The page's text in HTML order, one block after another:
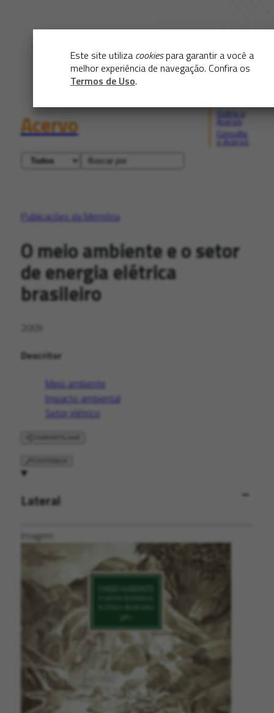
Este site utiliza cookiespara garantir a você a
melhor experiência de navegação. Confira os
Termos de Uso.
Acervo
Consulte
Publicações da Memória
O meio ambiente e o setor
de energia elétrica
brasileiro
2009
Descritor
Meio ambiente
Impacto ambiental
Setor elétrico
Lateral
Imagem